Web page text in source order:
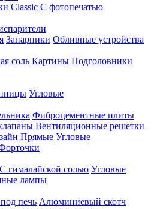
Classic С фотопечатью
Запарники Обливные устройства
соль Картины Подголовники
Угловые
Фиброцементные плиты
Вентиляционные решетки
Прямые Угловые
С гималайской солью Угловые
лампы
печь Алюминиевый скотч